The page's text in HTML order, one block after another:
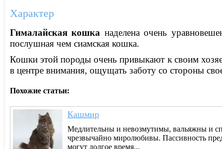
Характер
Гималайская кошка наделена очень
послушная чем сиамская кошка.
Кошки этой породы очень привыкают к своим
в центре внимания, ощущать заботу со стороны
Похожие статьи:
Кашмир
Медлительны и невозмутимы, вальяжны и
чрезвычайно миролюбивы. Пассивность
могут долгое время...